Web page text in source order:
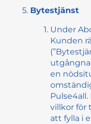
Bytestjänst
Under
Kunden
en
villkor för
att fylla i